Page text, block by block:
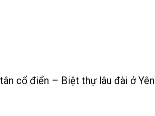
cổ điển – Biệt thự lâu đài ở Yên